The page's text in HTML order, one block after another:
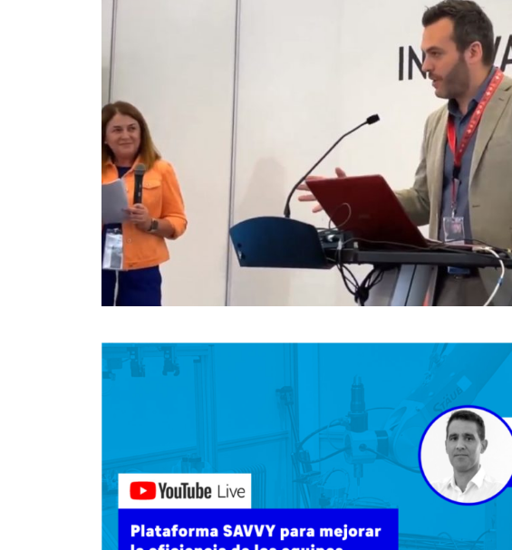
ocasiones son sencillas pero suficientes.
En estos últimos quince años, en los que he
ejercido de gerente, he podido ver cómo la
forma notable los resultados en diferentes
ámbitos de la empresa, desde procesos
internos hasta la relación con el cliente,
pasando por la creación de nuevos productos y
servicios digitales.